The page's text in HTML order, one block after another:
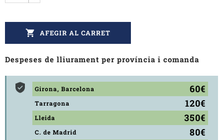
 AFEGIR AL CARRET
Despeses de lliurament per província i comanda
Girona, Barcelona 60€
Tarragona 120€
Lleida 350€
C. de Madrid 80€